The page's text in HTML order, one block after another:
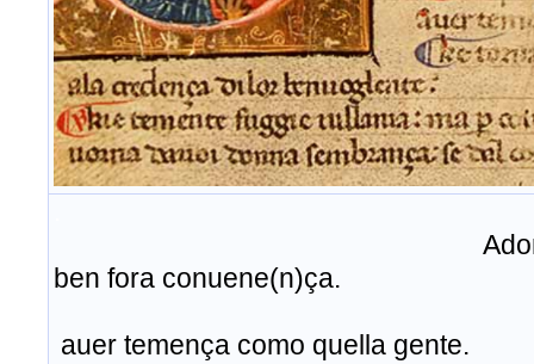
ben fora conuene(n)ça.
auer temença como quella gente.